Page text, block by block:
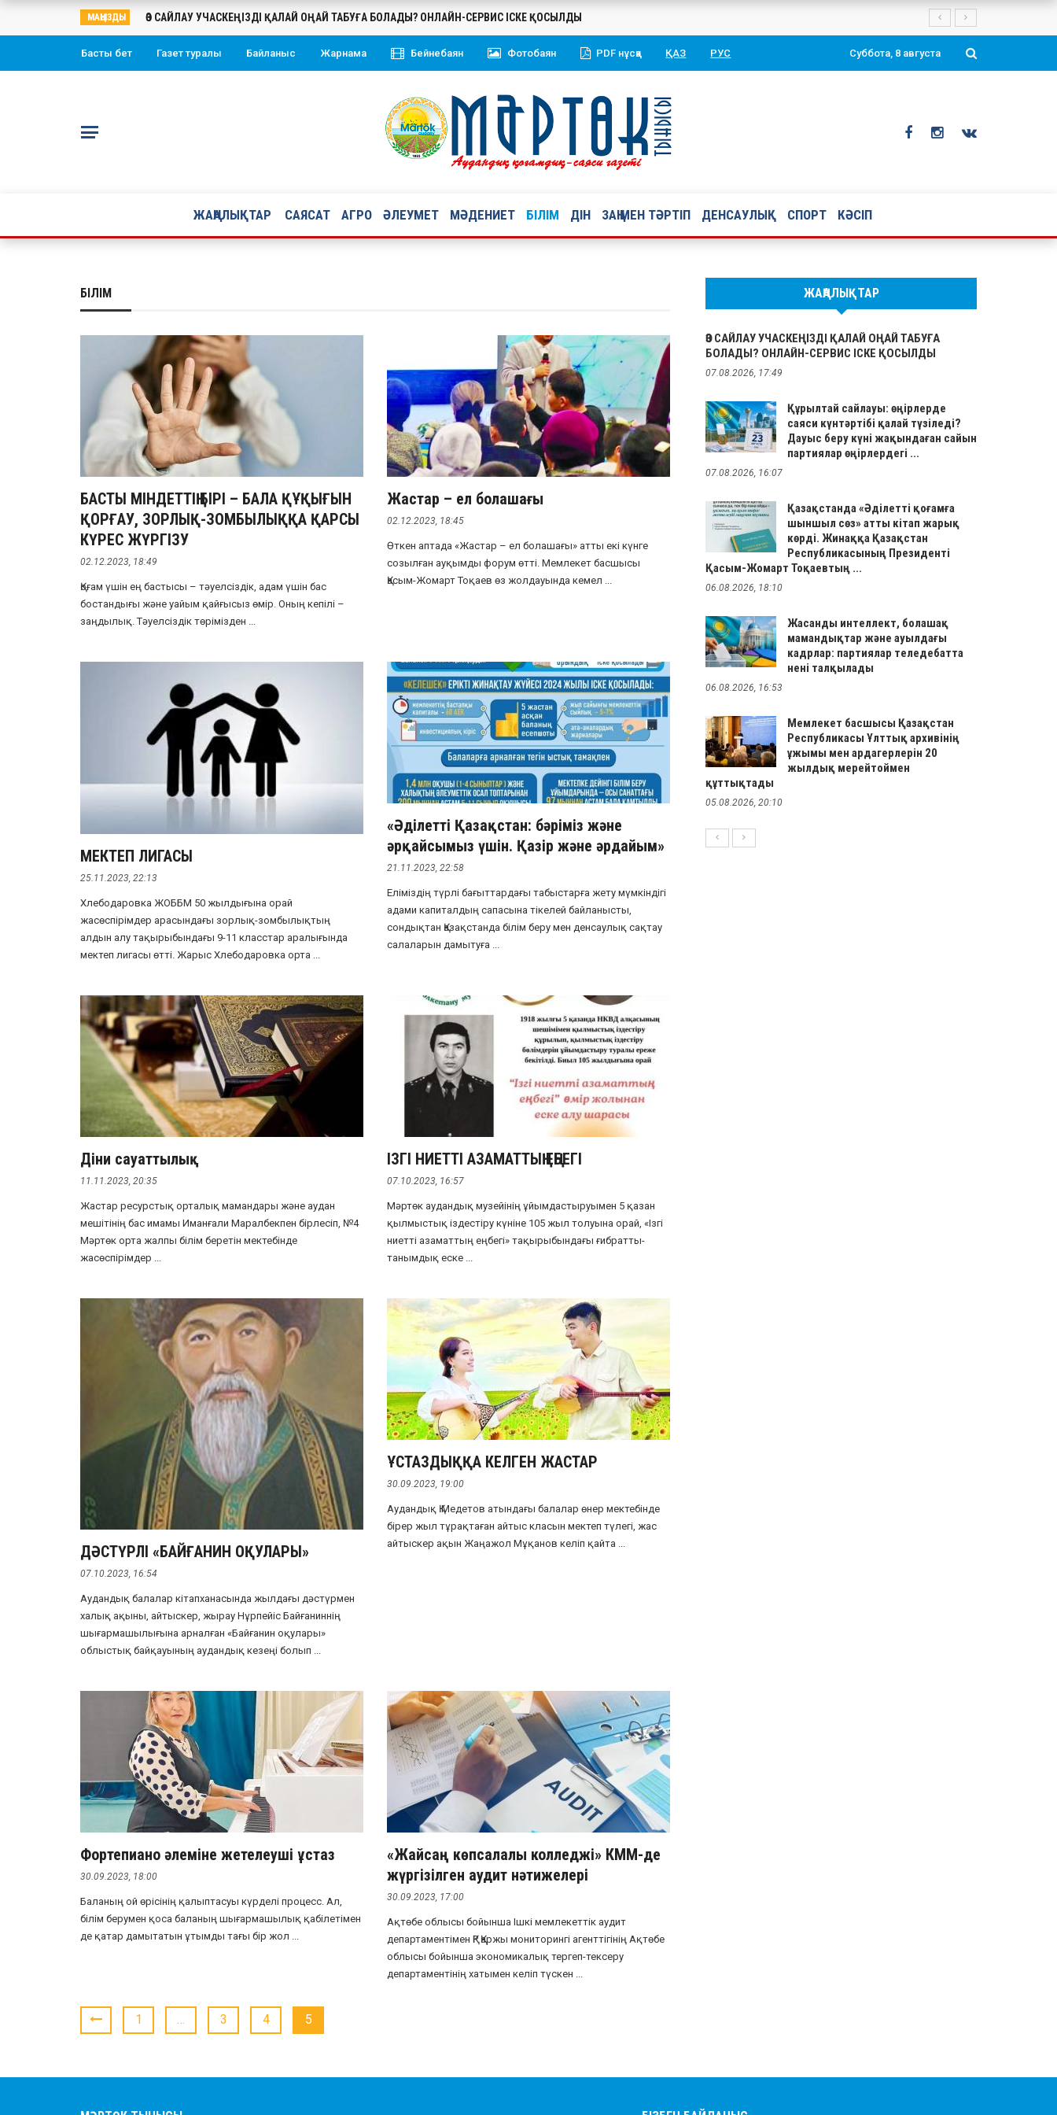
МАҢЫЗДЫ ӨЗ САЙЛАУ УЧАСКЕҢІЗДІ ҚАЛАЙ ОҢАЙ ТАБУҒА БОЛАДЫ? ОНЛАЙН-СЕРВИС ІСКЕ ҚОСЫЛДЫ
Басты бет Газет туралы Байланыс Жарнама Бейнебаян Фотобаян PDF нұсқа ҚАЗ РУС Суббота, 8 августа
ЖАҢАЛЫҚТАР САЯСАТ АГРО ӘЛЕУМЕТ МӘДЕНИЕТ БІЛІМ ДІН ЗАҢ МЕН ТӘРТІП ДЕНСАУЛЫҚ СПОРТ КӘСІП
БІЛІМ
БАСТЫ МІНДЕТТІҢ БІРІ – БАЛА ҚҰҚЫҒЫН
ҚОРҒАУ, ЗОРЛЫҚ-ЗОМБЫЛЫҚҚА ҚАРСЫ
КҮРЕС ЖҮРГІЗУ
02.12.2023, 18:49
Қоғам үшін ең бастысы – тәуелсіздік, адам үшін бас
бостандығы және уайым қайғысыз өмір. Оның кепілі –
заңдылық. Тәуелсіздік төрімізден ...
Жастар – ел болашағы
02.12.2023, 18:45
Өткен аптада «Жастар – ел болашағы» атты екі күнге
созылған ауқымды форум өтті. Мемлекет басшысы
Қасым-Жомарт Тоқаев өз жолдауында кемел ...
МЕКТЕП ЛИГАСЫ
25.11.2023, 22:13
Хлебодаровка ЖОББМ 50 жылдығына орай
жасөспірімдер арасындағы зорлық-зомбылықтың
алдын алу тақырыбындағы 9-11 класстар аралығында
мектеп лигасы өтті. Жарыс Хлебодаровка орта ...
«Әділетті Қазақстан: бәріміз және
әрқайсымыз үшін. Қазір және әрдайым»
21.11.2023, 22:58
Еліміздің түрлі бағыттардағы табыстарға жету мүмкіндігі
адами капиталдың сапасына тікелей байланысты,
сондықтан Қазақстанда білім беру мен денсаулық сақтау
салаларын дамытуға ...
Діни сауаттылық
11.11.2023, 20:35
Жастар ресурстық орталық мамандары және аудан
мешітінің бас имамы Иманғали Маралбекпен бірлесіп, №4
Мәртөк орта жалпы білім беретін мектебінде
жасөспірімдер ...
ІЗГІ НИЕТТІ АЗАМАТТЫҢ ЕҢБЕГІ
07.10.2023, 16:57
Мәртөк аудандық музейінің ұйымдастыруымен 5 қазан
қылмыстық іздестіру күніне 105 жыл толуына орай, «Ізгі
ниетті азаматтың еңбегі» тақырыбындағы ғибратты-
танымдық еске ...
ДӘСТҮРЛІ «БАЙҒАНИН ОҚУЛАРЫ»
07.10.2023, 16:54
Аудандық балалар кітапханасында жылдағы дәстүрмен
халық ақыны, айтыскер, жырау Нұрпейіс Байғаниннің
шығармашылығына арналған «Байғанин оқулары»
облыстық байқауының аудандық кезеңі болып ...
ҰСТАЗДЫҚҚА КЕЛГЕН ЖАСТАР
30.09.2023, 19:00
Аудандық Қ.Медетов атындағы балалар өнер мектебінде
бірер жыл тұрақтаған айтыс класын мектеп түлегі, жас
айтыскер ақын Жаңажол Мұқанов келіп қайта ...
Фортепиано әлеміне жетелеуші ұстаз
30.09.2023, 18:00
Баланың ой өрісінің қалыптасуы күрделі процесс. Ал,
білім берумен қоса баланың шығармашылық қабілетімен
де қатар дамытатын ұтымды тағы бір жол ...
«Жайсаң көпсалалы колледжі» КММ-де
жүргізілген аудит нәтижелері
30.09.2023, 17:00
Ақтөбе облысы бойынша Ішкі мемлекеттік аудит
департаментімен ҚР Қаржы мониторингі агенттігінің Ақтөбе
облысы бойынша экономикалық тергеп-тексеру
департаментінің хатымен келіп түскен ...
1 … 3 4 5
ЖАҢАЛЫҚТАР
ӨЗ САЙЛАУ УЧАСКЕҢІЗДІ ҚАЛАЙ ОҢАЙ ТАБУҒА
БОЛАДЫ? ОНЛАЙН-СЕРВИС ІСКЕ ҚОСЫЛДЫ
07.08.2026, 17:49
Құрылтай сайлауы: өңірлерде
саяси күнтәртібі қалай түзіледі?
Дауыс беру күні жақындаған сайын
партиялар өңірлердегі ...
07.08.2026, 16:07
Қазақстанда «Әділетті қоғамға
шыншыл сөз» атты кітап жарық
көрді. Жинаққа Қазақстан
Республикасының Президенті
Қасым-Жомарт Тоқаевтың ...
06.08.2026, 18:10
Жасанды интеллект, болашақ
мамандықтар және ауылдағы
кадрлар: партиялар теледебатта
нені талқылады
06.08.2026, 16:53
Мемлекет басшысы Қазақстан
Республикасы Ұлттық архивінің
ұжымы мен ардагерлерін 20
жылдық мерейтоймен
құттықтады
05.08.2026, 20:10